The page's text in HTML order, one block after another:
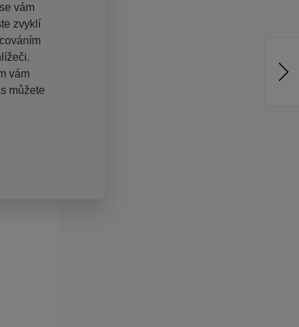
vám
zvyklí
vám
můžete